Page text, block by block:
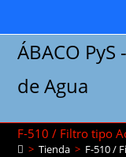
contenido
ÁBACO PyS
de Agua
F-510 / Filtro tipo
> Tienda > F-510 /